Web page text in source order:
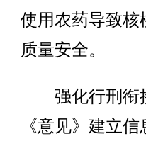
使用农药导致核
质量安全。
强化行刑衔
《意见》建立